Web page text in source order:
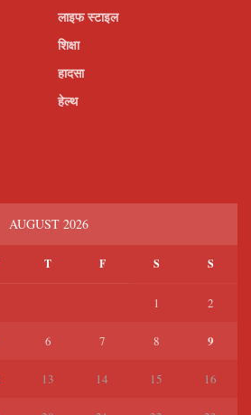
लाइफ स्टाइल
शिक्षा
हादसा
हेल्थ
AUGUST 2026
T F S S
1 2
6 7 8 9
13 14 15 16